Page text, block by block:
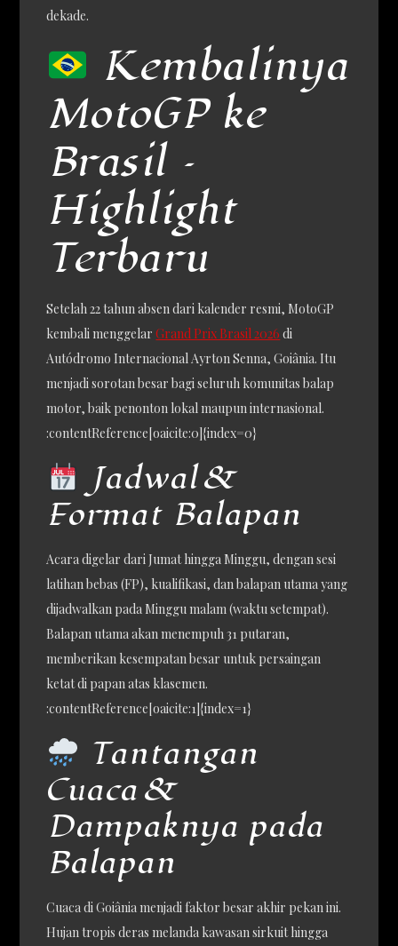
dekade.
Kembalinya
MotoGP ke
Brasil –
Highlight
Terbaru
Setelah 22 tahun absen dari kalender resmi, MotoGP
kembali menggelarGrand Prix Brasil 2026 di
Autódromo Internacional Ayrton Senna, Goiânia. Itu
menjadi sorotan besar bagi seluruh komunitas balap
motor, baik penonton lokal maupun internasional.
:contentReference[oaicite:0]{index=0}
Jadwal &
Format Balapan
Acara digelar dari Jumat hingga Minggu, dengan sesi
latihan bebas (FP), kualifikasi, dan balapan utama yang
dijadwalkan pada Minggu malam (waktu setempat).
Balapan utama akan menempuh 31 putaran,
memberikan kesempatan besar untuk persaingan
ketat di papan atas klasemen.
:contentReference[oaicite:1]{index=1}
Tantangan
Cuaca &
Dampaknya pada
Balapan
Cuaca di Goiânia menjadi faktor besar akhir pekan ini.
Hujan tropis deras melanda kawasan sirkuit hingga